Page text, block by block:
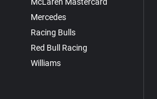
Mercedes
Racing Bulls
Red Bull Racing
Williams